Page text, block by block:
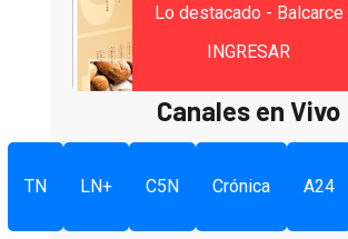
Lo destacado - Balcarce
INGRESAR
Canales en Vivo
TN LN+ C5N Crónica A24